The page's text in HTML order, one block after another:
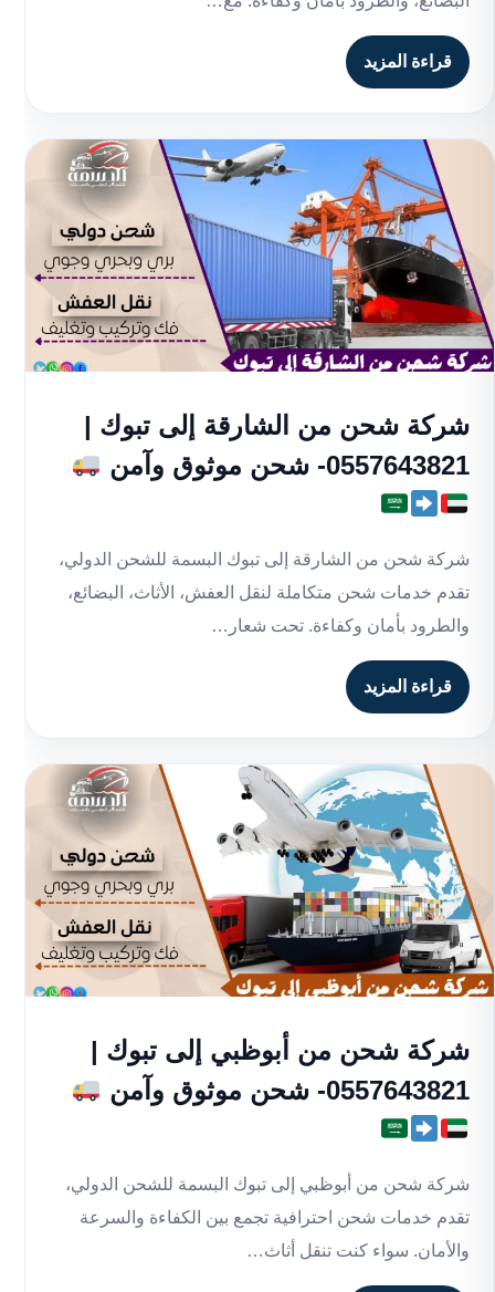
قراءة المزيد
شركة شحن من الشارقة إلى تبوك |
0557643821- شحن موثوق وآمن
شركة شحن من الشارقة إلى تبوك البسمة للشحن الدولي،
تقدم خدمات شحن متكاملة لنقل العفش، الأثاث، البضائع،
والطرود بأمان وكفاءة. تحت شعار…
قراءة المزيد
شركة شحن من أبوظبي إلى تبوك |
0557643821- شحن موثوق وآمن
شركة شحن من أبوظبي إلى تبوك البسمة للشحن الدولي،
تقدم خدمات شحن احترافية تجمع بين الكفاءة والسرعة
والأمان. سواء كنت تنقل أثاث…